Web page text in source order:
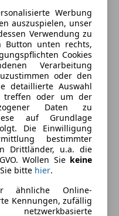
l/100 km (komb.)
Werbung
auszuspielen, unser
Verwendung zu
Button unten rechts,
Cookies
Verarbeitung
oder den
detaillierte Auswahl
treffen oder um der
Daten zu
auf Grundlage
Die Einwilligung
bestimmter
Drittländer, u.a. die
Wollen Sie keine
bitte hier.
ähnliche Online-
Kennungen, zufällig
netzwerkbasierte